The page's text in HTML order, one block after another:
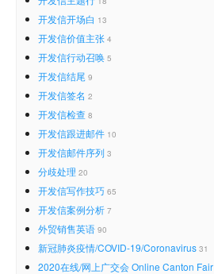
开发信开场白 13
开发信价值主张 4
开发信行动召唤 5
开发信结尾 9
开发信签名 2
开发信检查 8
开发信跟进邮件 10
开发信邮件序列 3
分歧处理 20
开发信写作技巧 65
开发信案例分析 7
外贸销售英语 90
新冠肺炎疫情/COVID-19/Coronavirus 31
2020在线/网上广交会 Online Canton Fair